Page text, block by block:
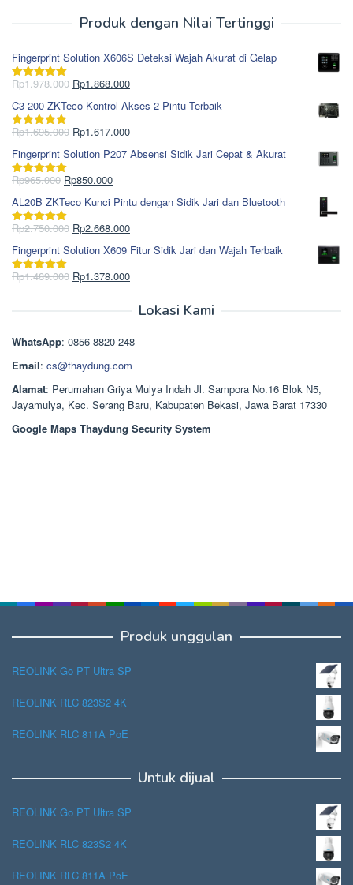
Produk dengan Nilai Tertinggi
Fingerprint Solution X606S Deteksi Wajah Akurat di Gelap
Dinilai5.00
Rp1.978.000 Harga
aslinya
adalah:
Rp1.978.000.
Rp1.868.000Harga
saat
ini
adalah:
C3 200 ZKTeco Kontrol Akses 2 Pintu Terbaik
Dinilai5.00
Rp1.695.000 Harga
aslinya
adalah:
Rp1.695.000.
Rp1.617.000Harga
saat
ini
Fingerprint Solution P207 Absensi Sidik Jari Cepat & Akurat
Dinilai5.00
Rp965.000 Harga
aslinya
adalah:
Rp965.000.
Rp850.000Harga
saat
ini
adalah:
AL20B ZKTeco Kunci Pintu dengan Sidik Jari dan Bluetooth
Dinilai5.00
Rp2.750.000 Harga
aslinya
adalah:
Rp2.750.000.
Rp2.668.000Harga
saat
ini
adalah:
Fingerprint Solution X609 Fitur Sidik Jari dan Wajah Terbaik
Dinilai5.00
Rp1.489.000 Harga
Rp1.378.000Harga
Rp1.378.000.
Lokasi Kami
WhatsApp: 0856 8820 248
Email: cs@thaydung.com
Alamat: Perumahan Griya Mulya Indah Jl. Sampora No.16 Blok N5,
Jayamulya, Kec. Serang Baru, Kabupaten Bekasi, Jawa Barat 17330
Google Maps Thaydung Security System
Produk unggulan
REOLINK Go PT Ultra SP
REOLINK RLC 823S2 4K
REOLINK RLC 811A PoE
Untuk dijual
REOLINK Go PT Ultra SP
REOLINK RLC 823S2 4K
REOLINK RLC 811A PoE